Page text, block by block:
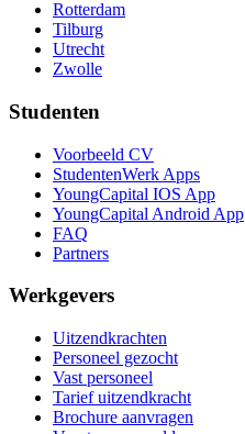
Rotterdam
Tilburg
Utrecht
Zwolle
Studenten
Voorbeeld CV
StudentenWerk Apps
YoungCapital IOS App
YoungCapital Android App
FAQ
Partners
Werkgevers
Uitzendkrachten
Personeel gezocht
Vast personeel
Tarief uitzendkracht
Brochure aanvragen